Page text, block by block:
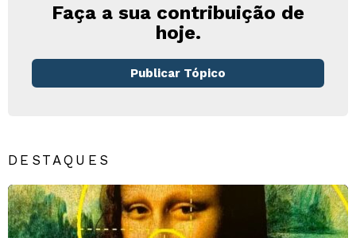
Faça a sua contribuição de
hoje.
Publicar Tópico
DESTAQUES